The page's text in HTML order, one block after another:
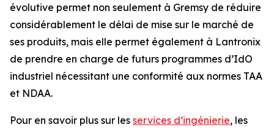
évolutive permet non seulement à Gremsy de réduire
considérablement le délai de mise sur le marché de
ses produits, mais elle permet également à Lantronix
de prendre en charge de futurs programmes d’IdO
industriel nécessitant une conformité aux normes TAA
et NDAA.
Pour en savoir plus sur les services d’ingénierie, les